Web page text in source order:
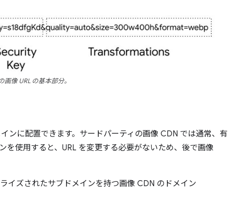
画像 URL の基本部分。
ンに配置できます。サードパーティの画像 CDN では通常、有
使用すると、URL を変更する必要がないため、後で画像
イズされたサブドメインを持つ画像 CDN のドメイン